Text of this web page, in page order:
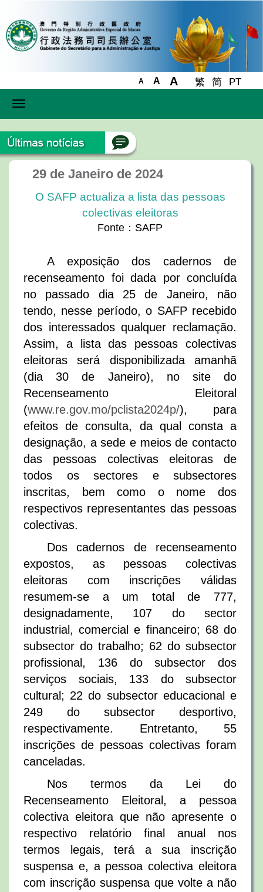
A A A 繁 简 PT
Toggle
navigation
29 de Janeiro de 2024
O SAFP actualiza a lista das pessoas
colectivas eleitoras
Fonte：SAFP
A exposição dos cadernos de
recenseamento foi dada por concluída
no passado dia 25 de Janeiro, não
tendo, nesse período, o SAFP recebido
dos interessados qualquer reclamação.
Assim, a lista das pessoas colectivas
eleitoras será disponibilizada amanhã
(dia 30 de Janeiro), no site do
Recenseamento Eleitoral
(www.re.gov.mo/pclista2024p/), para
efeitos de consulta, da qual consta a
designação, a sede e meios de contacto
das pessoas colectivas eleitoras de
todos os sectores e subsectores
inscritas, bem como o nome dos
respectivos representantes das pessoas
colectivas.
Dos cadernos de recenseamento
expostos, as pessoas colectivas
eleitoras com inscrições válidas
resumem-se a um total de 777,
designadamente, 107 do sector
industrial, comercial e financeiro; 68 do
subsector do trabalho; 62 do subsector
profissional, 136 do subsector dos
serviços sociais, 133 do subsector
cultural; 22 do subsector educacional e
249 do subsector desportivo,
respectivamente. Entretanto, 55
inscrições de pessoas colectivas foram
canceladas.
Nos termos da Lei do
Recenseamento Eleitoral, a pessoa
colectiva eleitora que não apresente o
respectivo relatório final anual nos
termos legais, terá a sua inscrição
suspensa e, a pessoa colectiva eleitora
com inscrição suspensa que volte a não